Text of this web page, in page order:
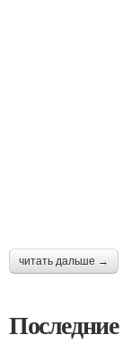
читать дальше →